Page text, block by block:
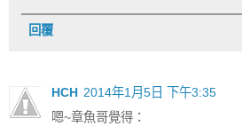
回覆
HCH 2014年1月5日 下午3:35
嗯~章魚哥覺得：